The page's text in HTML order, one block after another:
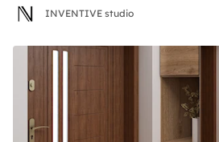
INVENTIVE studio